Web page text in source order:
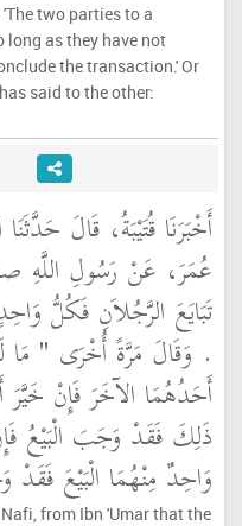
two parties to a
long as they have not
the transaction.' Or
said to the other:
أَخْبَرَنَا قُتَيْبَةُ، قَالَ
عُمَرَ، عَنْ رَسُولِ اللَّهِ
تَبَايَعَ الرَّجُلاَنِ فَكُلُّ
‏.‏ وَقَالَ مَرَّةً أُخْرَى ‏"‏ مَا
أَحَدُهُمَا الآخَرَ فَإِنْ خَيَّرَ
ذَلِكَ فَقَدْ وَجَبَ الْبَيْعُ
وَاحِدٌ مِنْهُمَا الْبَيْعَ
from Ibn 'Umar that the